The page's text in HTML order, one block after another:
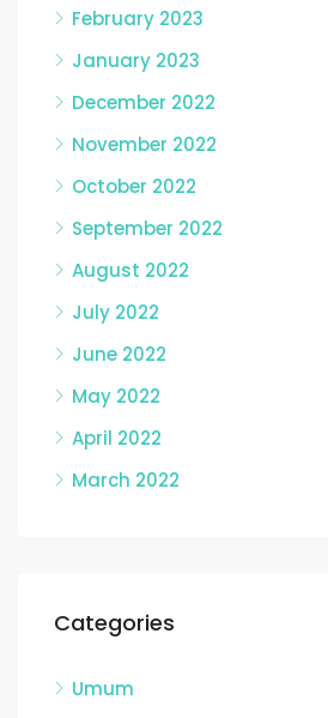
February 2023
January 2023
December 2022
November 2022
October 2022
September 2022
August 2022
July 2022
June 2022
May 2022
April 2022
March 2022
Categories
Umum